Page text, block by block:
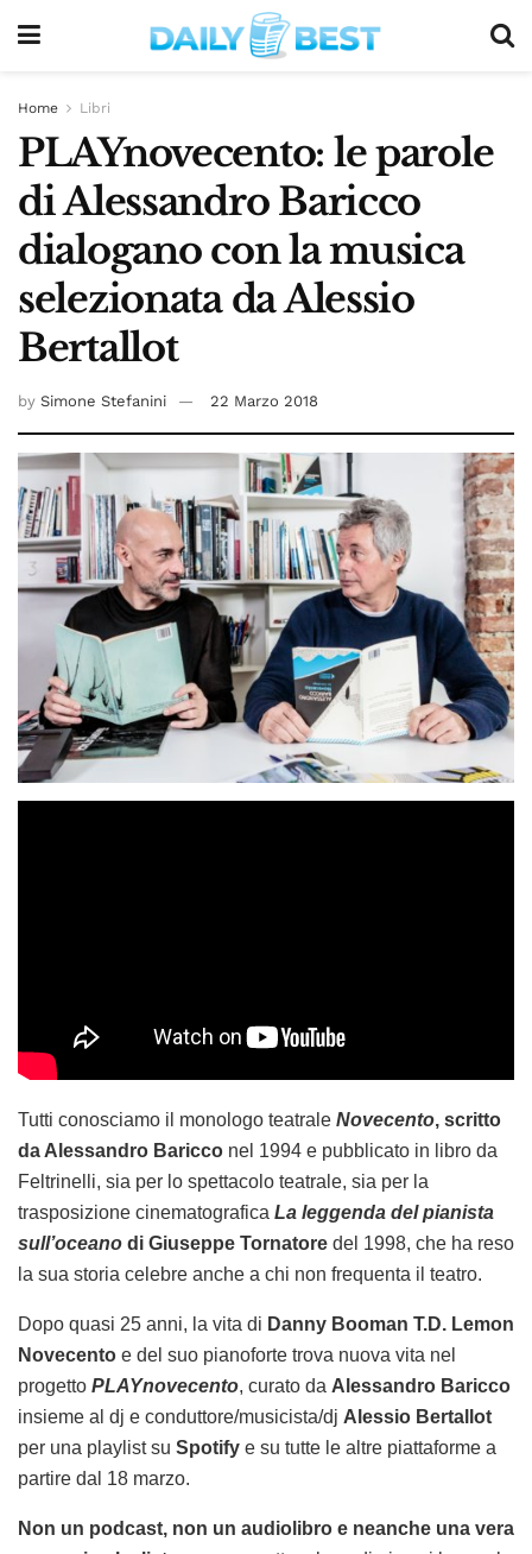
Home Libri
PLAYnovecento: le parole
di Alessandro Baricco
dialogano con la musica
selezionata da Alessio
Bertallot
by Simone Stefanini 22 Marzo 2018
Tutti conosciamo il monologo teatrale Novecento, scritto
da Alessandro Baricco nel 1994 e pubblicato in libro da
Feltrinelli, sia per lo spettacolo teatrale, sia per la
trasposizione cinematografica La leggenda del pianista
sull’oceano di Giuseppe Tornatore del 1998, che ha reso
la sua storia celebre anche a chi non frequenta il teatro.
Dopo quasi 25 anni, la vita di Danny Booman T.D. Lemon
Novecento e del suo pianoforte trova nuova vita nel
progetto PLAYnovecento, curato da Alessandro Baricco
insieme al dj e conduttore/musicista/dj Alessio Bertallot
per una playlist su Spotify e su tutte le altre piattaforme a
partire dal 18 marzo.
Non un podcast, non un audiolibro e neanche una vera